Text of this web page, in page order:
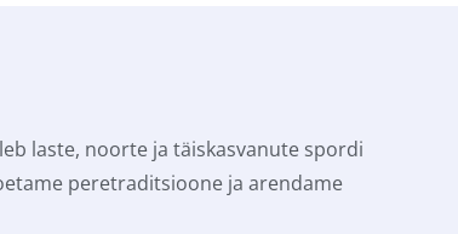
laste, noorte ja täiskasvanute spordi
peretraditsioone ja arendame